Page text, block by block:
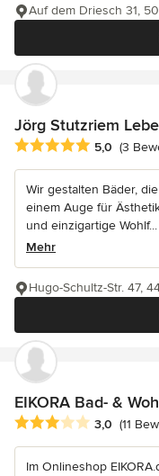
Auf dem Driesch 31,
Jörg Stutzriem
Durchschnittliche
5,0 (3
Wir gestalten Bäder,
einem Auge für
und einzigartige Wohlf...
Mehr
Hugo-Schultz-Str. 47,
EIKORA Bad- &
Durchschnittliche
3,0 (11
Im Onlineshop